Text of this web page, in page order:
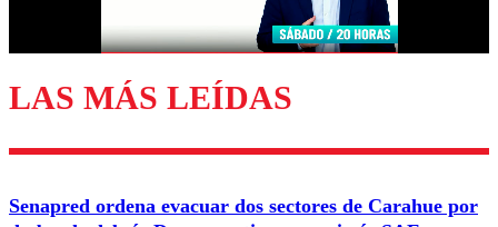
Enviar comentario
LAS MÁS LEÍDAS
Senapred ordena evacuar dos sectores de Carahue por